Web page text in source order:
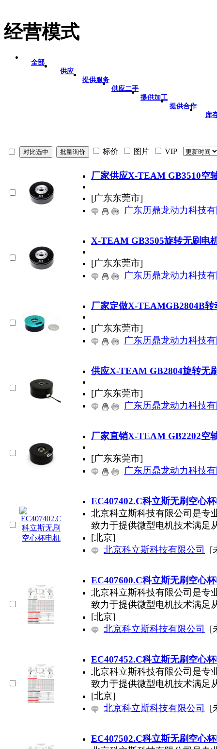
经营模式
全部
供应
提供服务
供应二手
提供加工
提供合作
库
标价 图片 VIP
厂家供应X-TEAM GB3510空
[广东东莞市]
广东历鼎龙动力科技
X-TEAM GB3505旋转无刷电
[广东东莞市]
广东历鼎龙动力科技
厂家定做X-TEAMGB2804B转
[广东东莞市]
广东历鼎龙动力科技
供应X-TEAM GB2804旋转无
[广东东莞市]
广东历鼎龙动力科技
厂家直销X-TEAM GB2202空
[广东东莞市]
广东历鼎龙动力科技
EC407402.C科立斯无刷空心
北京科立斯科技有限公司是专
致力于提供微型电机技术满足
[北京]
北京科立斯科技有限公司
[
EC407600.C科立斯无刷空心
北京科立斯科技有限公司是专
致力于提供微型电机技术满足
[北京]
北京科立斯科技有限公司
[
EC407452.C科立斯无刷空心
北京科立斯科技有限公司是专
致力于提供微型电机技术满足
[北京]
北京科立斯科技有限公司
[
EC407502.C科立斯无刷空心